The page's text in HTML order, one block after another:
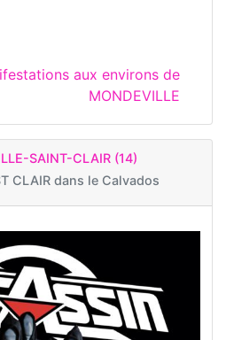
aux environs de
MONDEVILLE
SAINT-CLAIR (14)
CLAIR dans le Calvados